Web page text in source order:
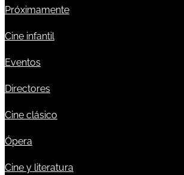
Próximamente
Cine infantil
Eventos
Directores
Cine clásico
Ópera
Cine y literatura